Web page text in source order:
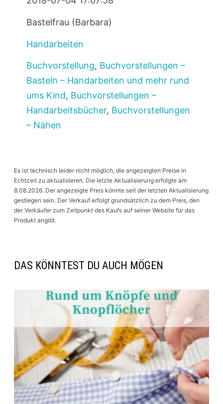
Bastelfrau (Barbara)
Handarbeiten
Buchvorstellung, Buchvorstellungen –
Basteln – Handarbeiten und mehr rund
ums Kind, Buchvorstellungen –
Handarbeitsbücher, Buchvorstellungen
– Nähen
Es ist technisch leider nicht möglich, die angezeigten Preise in
Echtzeit zu aktualisieren. Die letzte Aktualisierung erfolgte am
8.08.2026. Der angezeigte Preis könnte seit der letzten Aktualisierung
gestiegen sein. Der Verkauf erfolgt grundsätzlich zu dem Preis, den
der Verkäufer zum Zeitpunkt des Kaufs auf seiner Website für das
Produkt angibt.
DAS KÖNNTEST DU AUCH MÖGEN